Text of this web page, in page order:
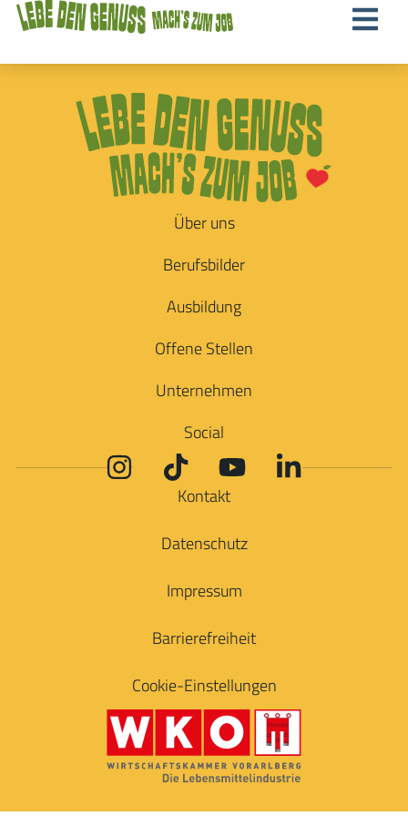
Über uns
Berufsbilder
Ausbildung
Offene Stellen
Unternehmen
Social
Kontakt
Datenschutz
Impressum
Barrierefreiheit
Cookie-Einstellungen